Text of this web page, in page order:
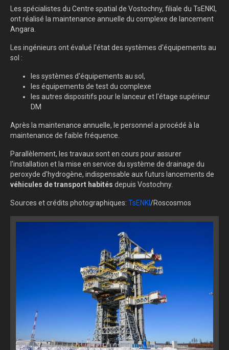
Les spécialistes du Centre spatial de Vostochny, filiale du TsENKI,
ont réalisé la maintenance annuelle du complexe de lancement
Angara.
Les ingénieurs ont évalué l'état des systèmes d'équipements au
sol :
les systèmes d'équipements au sol,
les équipements de test du complexe
les autres dispositifs pour le lanceur et l'étage supérieur
DM
Après la maintenance annuelle, le personnel a procédé à la
maintenance de faible fréquence.
Parallèlement, les travaux sont en cours pour assurer
l'installation et la mise en service du système de drainage du
peroxyde d'hydrogène, indispensable aux futurs lancements de
véhicules de transport habités depuis Vostochny.
Sources et crédits photographiques: TsENKI/Roscosmos